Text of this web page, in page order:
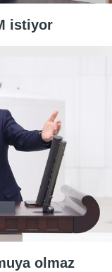
istiyor
olmaz